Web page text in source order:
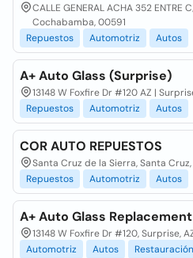
CALLE GENERAL ACHA 352 ENTRE
Cochabamba, 00591
Repuestos
Automotriz Autos
A+ Auto Glass (Surprise)
13148 W Foxfire Dr #120 AZ |
Repuestos
Automotriz Autos
COR AUTO REPUESTOS
Santa Cruz de la Sierra, Santa Cruz,
Repuestos
Automotriz Autos
A+ Auto Glass
13148 W Foxfire Dr #120, Surprise,
Automotriz
Autos Restauración